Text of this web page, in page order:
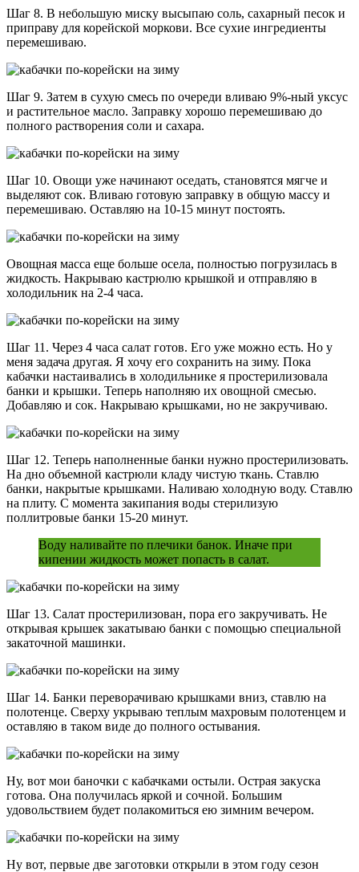
Шаг 8. В небольшую миску высыпаю соль, сахарный песок и
приправу для корейской моркови. Все сухие ингредиенты
перемешиваю.
Шаг 9. Затем в сухую смесь по очереди вливаю 9%-ный уксус
и растительное масло. Заправку хорошо перемешиваю до
полного растворения соли и сахара.
Шаг 10. Овощи уже начинают оседать, становятся мягче и
выделяют сок. Вливаю готовую заправку в общую массу и
перемешиваю. Оставляю на 10-15 минут постоять.
Овощная масса еще больше осела, полностью погрузилась в
жидкость. Накрываю кастрюлю крышкой и отправляю в
холодильник на 2-4 часа.
Шаг 11. Через 4 часа салат готов. Его уже можно есть. Но у
меня задача другая. Я хочу его сохранить на зиму. Пока
кабачки настаивались в холодильнике я простерилизовала
банки и крышки. Теперь наполняю их овощной смесью.
Добавляю и сок. Накрываю крышками, но не закручиваю.
Шаг 12. Теперь наполненные банки нужно простерилизовать.
На дно объемной кастрюли кладу чистую ткань. Ставлю
банки, накрытые крышками. Наливаю холодную воду. Ставлю
на плиту. С момента закипания воды стерилизую
поллитровые банки 15-20 минут.
Воду наливайте по плечики банок. Иначе при
кипении жидкость может попасть в салат.
Шаг 13. Салат простерилизован, пора его закручивать. Не
открывая крышек закатываю банки с помощью специальной
закаточной машинки.
Шаг 14. Банки переворачиваю крышками вниз, ставлю на
полотенце. Сверху укрываю теплым махровым полотенцем и
оставляю в таком виде до полного остывания.
Ну, вот мои баночки с кабачками остыли. Острая закуска
готова. Она получилась яркой и сочной. Большим
удовольствием будет полакомиться ею зимним вечером.
Ну вот, первые две заготовки открыли в этом году сезон